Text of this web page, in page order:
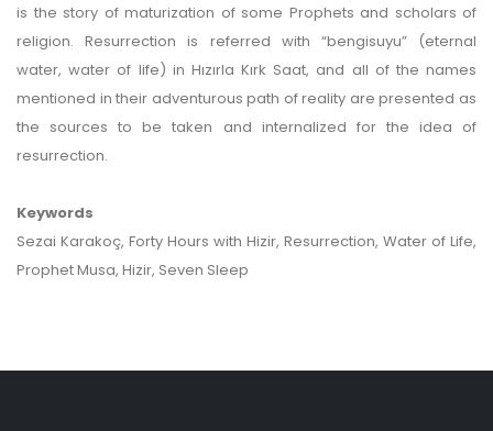
is the story of maturization of some Prophets and scholars of
religion. Resurrection is referred with “bengisuyu” (eternal
water, water of life) in Hızırla Kırk Saat, and all of the names
mentioned in their adventurous path of reality are presented as
the sources to be taken and internalized for the idea of
resurrection.
Keywords
Sezai Karakoç, Forty Hours with Hizir, Resurrection, Water of Life,
Prophet Musa, Hizir, Seven Sleep